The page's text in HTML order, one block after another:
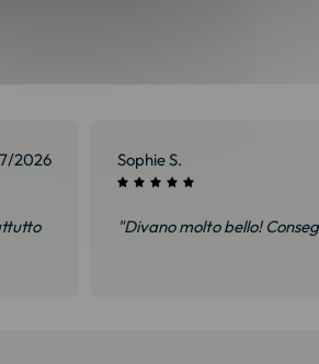
2026 Patrice G.
"Molto soddisfatto.